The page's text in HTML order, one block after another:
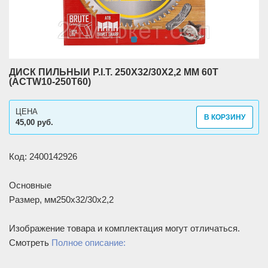
ДИСК ПИЛЬНЫЙ P.I.T. 250X32/30X2,2 ММ 60T
(ACTW10-250T60)
45,00 руб.
ЦЕНА
В КОРЗИНУ
Код: 2400142926
Основные
Размер, мм250x32/30x2,2
Изображение товара и комплектация могут отличаться.
Смотреть Полное описание: